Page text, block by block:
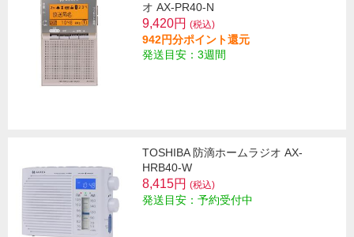
オ AX-PR40-N
9,420円 (税込)
942円分ポイント還元
発送目安：3週間
TOSHIBA 防滴ホームラジオ AX-
HRB40-W
8,415円 (税込)
発送目安：予約受付中